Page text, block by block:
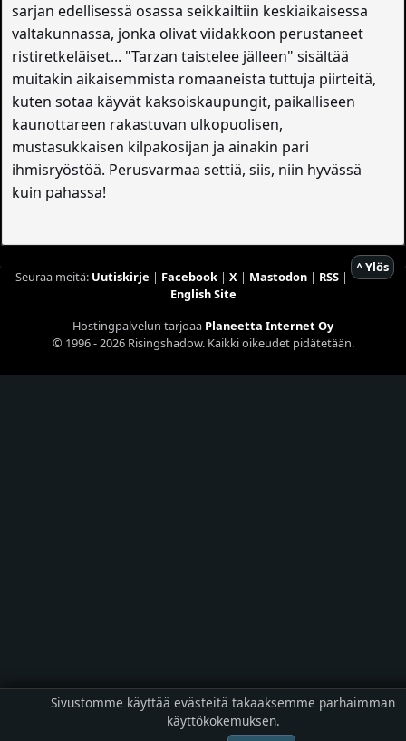
sarjan edellisessä osassa seikkailtiin keskiaikaisessa
valtakunnassa, jonka olivat viidakkoon perustaneet
ristiretkeläiset... "Tarzan taistelee jälleen" sisältää
muitakin aikaisemmista romaaneista tuttuja piirteitä,
kuten sotaa käyvät kaksoiskaupungit, paikalliseen
kaunottareen rakastuvan ulkopuolisen,
mustasukkaisen kilpakosijan ja ainakin pari
ihmisryöstöä. Perusvarmaa settiä, siis, niin hyvässä
kuin pahassa!
^ Ylös
Seuraa meitä: Uutiskirje | Facebook| X| Mastodon| RSS|
English Site
Hostingpalvelun tarjoaa Planeetta Internet Oy
© 1996 - 2026 Risingshadow. Kaikki oikeudet pidätetään.
Sivustomme käyttää evästeitä takaaksemme parhaimman
käyttökokemuksen.